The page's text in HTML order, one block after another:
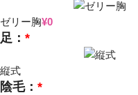
ゼリー胸¥0
*
足：
縦式
*
陰毛：